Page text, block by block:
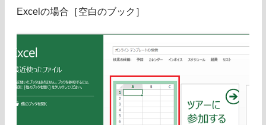
Excelの場合［空白のブック］